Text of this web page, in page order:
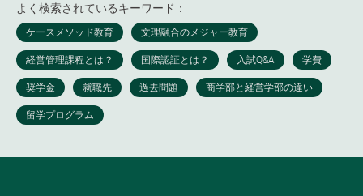
よく検索されているキーワード：